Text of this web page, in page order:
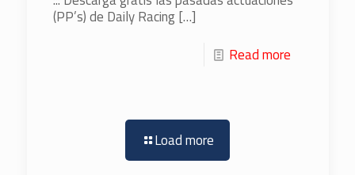
(PP’s) de Daily Racing[…]
Read more
Load more